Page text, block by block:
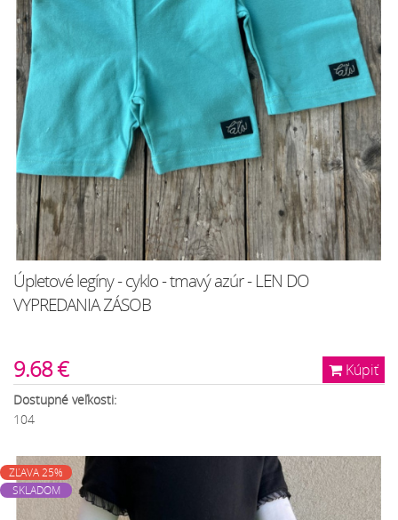
Úpletové legíny - cyklo - tmavý azúr - LEN DO
VYPREDANIA ZÁSOB
Kúpiť
9.68 €
Dostupné veľkosti:
104
ZĽAVA 25%
SKLADOM